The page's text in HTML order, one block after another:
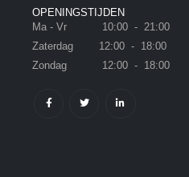
OPENINGSTIJDEN
Ma - Vr 10:00 - 21:00
Zaterdag 12:00 - 18:00
Zondag 12:00 - 18:00